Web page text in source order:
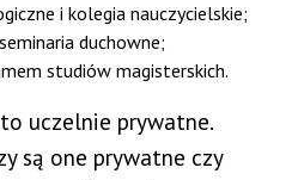
i kolegia nauczycielskie;
duchowne;
studiów magisterskich.
uczelnie prywatne.
są one prywatne czy